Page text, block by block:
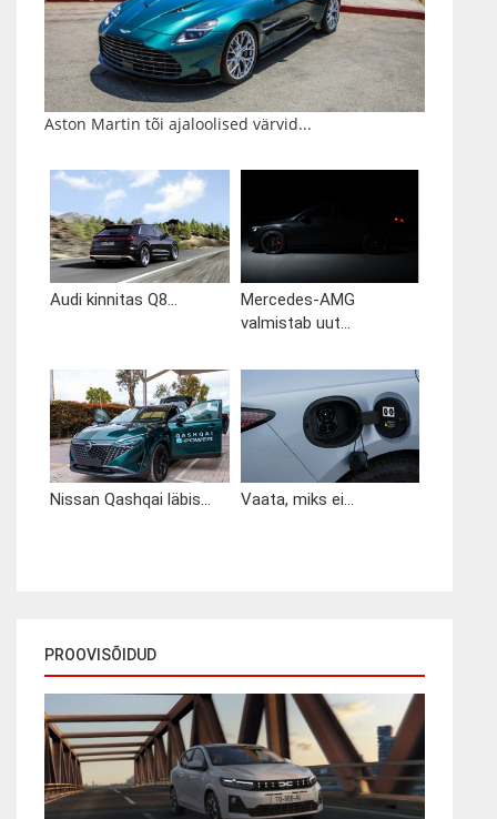
Aston Martin tõi ajaloolised värvid...
Audi kinnitas Q8...
Mercedes-AMG
valmistab uut...
Nissan Qashqai läbis... Vaata, miks ei...
PROOVISÕIDUD